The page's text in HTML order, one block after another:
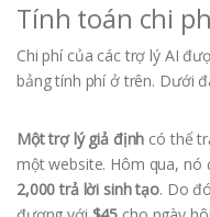
Tính toán chi
Chi phí của các trợ lý AI
bảng tính phí ở trên. Dưới
Một trợ lý giả định có thể
một website. Hôm qua, nó
2,000 trả lời sinh tạo. Do